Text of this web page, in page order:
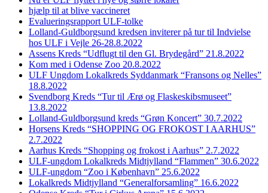
hjælp til at blive vaccineret
Evalueringsrapport ULF-tolke
Lolland-Guldborgsund kredsen inviterer på tur til Indvielse
hos ULF i Vejle 26-28.8.2022
Assens Kreds “Udflugt til den Gl. Brydegård” 21.8.2022
Kom med i Odense Zoo 20.8.2022
ULF Ungdom Lokalkreds Syddanmark “Fransons og Nelles”
18.8.2022
Svendborg Kreds “Tur til Ærø og Flaskeskibsmuseet”
13.8.2022
Lolland-Guldborgsund kreds “Grøn Koncert” 30.7.2022
Horsens Kreds “SHOPPING OG FROKOST I AARHUS”
2.7.2022
Aarhus Kreds “Shopping og frokost i Aarhus” 2.7.2022
ULF-ungdom Lokalkreds Midtjylland “Flammen” 30.6.2022
ULF-ungdom “Zoo i København” 25.6.2022
Lokalkreds Midtjylland “Generalforsamling” 16.6.2022